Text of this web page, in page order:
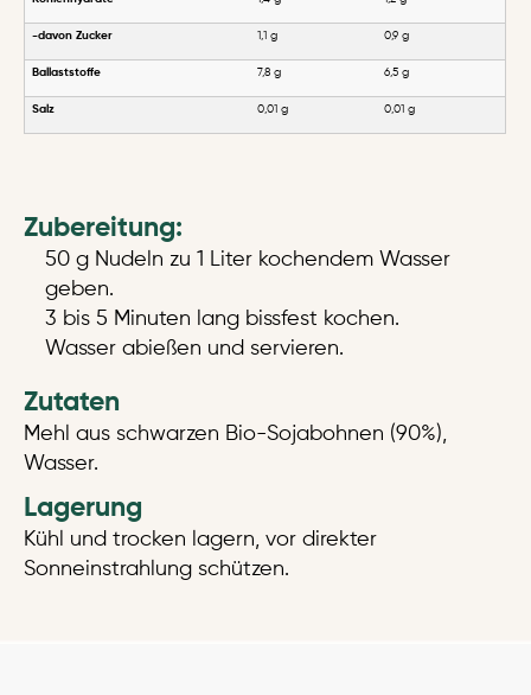
-davon Zucker 1,1 g 0,9 g
Ballaststoffe 7,8 g 6,5 g
Salz 0,01 g 0,01 g
Zubereitung:
50 g Nudeln zu 1 Liter kochendem Wasser
geben.
3 bis 5 Minuten lang bissfest kochen.
Wasser abießen und servieren.
Zutaten
Mehl aus schwarzen Bio-Sojabohnen (90%),
Wasser.
Lagerung
Kühl und trocken lagern, vor direkter
Sonneinstrahlung schützen.